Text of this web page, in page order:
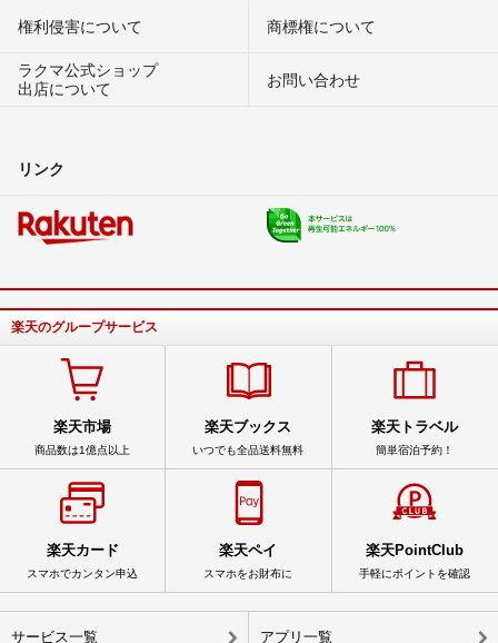
権利侵害について
商標権について
ラクマ公式ショップ
出店について
お問い合わせ
リンク
楽天のグループサービス
楽天市場
商品数は1億点以上
楽天ブックス
いつでも全品送料無料
楽天トラベル
簡単宿泊予約！
楽天カード
スマホでカンタン申込
楽天ペイ
スマホをお財布に
楽天PointClub
手軽にポイントを確認
サービス一覧 アプリ一覧